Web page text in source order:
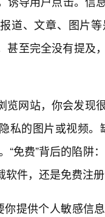
道、文章、图片
甚至完全没有提及
网站，你会发现
私的图片或视频
“免费”背后的陷阱
件，还是免费注
你提供个人敏感信